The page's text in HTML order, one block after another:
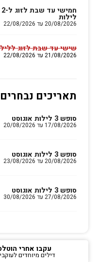
חמישי עד שבת לזוג ל-2
לילות
20/08/2026 עד 22/08/2026
שישי עד שבת לזוג
21/08/2026 עד 22/08/2026
תאריכים נבחרים
סופש 3 לילות אוגוסט
17/08/2026 עד 20/08/2026
סופש 3 לילות אוגוסט
20/08/2026 עד 23/08/2026
סופש 3 לילות אוגוסט
27/08/2026 עד 30/08/2026
עקבו אחרי
דילים מיוחדים